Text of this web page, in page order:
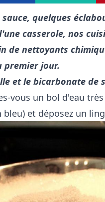
quelques
casserole, nos
de nettoyants
premier jour.
et le bicarbonate
vous un bol d'eau
et déposez un